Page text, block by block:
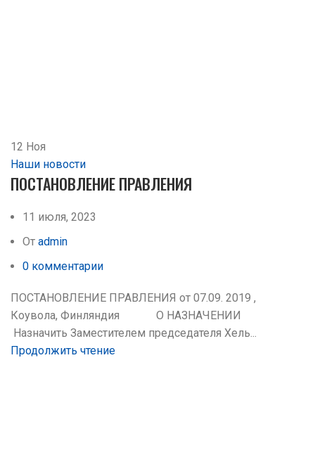
12 Ноя
Наши новости
ПОСТАНОВЛЕНИЕ ПРАВЛЕНИЯ
11 июля, 2023
От admin
0 комментарии
ПОСТАНОВЛЕНИЕ ПРАВЛЕНИЯ от 07.09. 2019 ,
Коувола, Финляндия О НАЗНАЧЕНИИ
Назначить Заместителем председателя Хель...
Продолжить чтение